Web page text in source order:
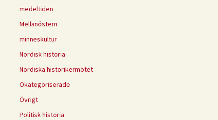
medeltiden
Mellanöstern
minneskultur
Nordisk historia
Nordiska historikermötet
Okategoriserade
Övrigt
Politisk historia